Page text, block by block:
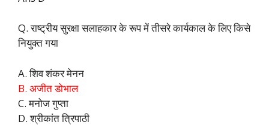
Q. राष्ट्रीय सुरक्षा सलाहकार के रूप में तीसरे कार्यकाल के लिए किसे
नियुक्त गया
A. शिव शंकर मेनन
B. अजीत डोभाल
C. मनोज गुप्ता
D. श्रीकांत त्रिपाठी